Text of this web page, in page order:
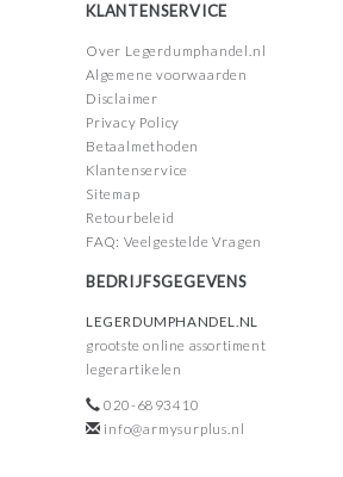
KLANTENSERVICE
Over Legerdumphandel.nl
Algemene voorwaarden
Disclaimer
Privacy Policy
Betaalmethoden
Klantenservice
Sitemap
Retourbeleid
FAQ: Veelgestelde Vragen
BEDRIJFSGEGEVENS
LEGERDUMPHANDEL.NL
grootste online assortiment
legerartikelen
020-6893410
info@armysurplus.nl